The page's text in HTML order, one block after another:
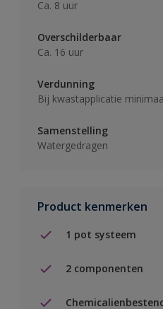
Ca. 8 uur
Overschilderbaar
Ca. 16 uur
Verdunning
Bij kwastapplicatie
Samenstelling
Watergedragen
Product kenmerken
1 pot systeem
2 componenten